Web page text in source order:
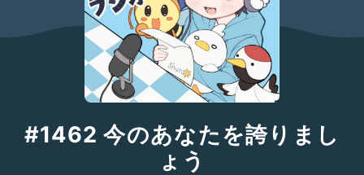
#1462 今のあなたを誇りまし
ょう